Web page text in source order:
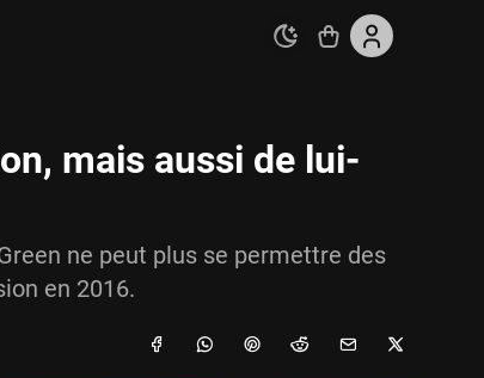
mais aussi de lui-
ne peut plus se permettre des
en 2016.